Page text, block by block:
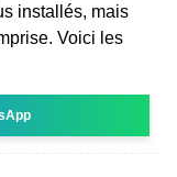
installés, mais
Voici les